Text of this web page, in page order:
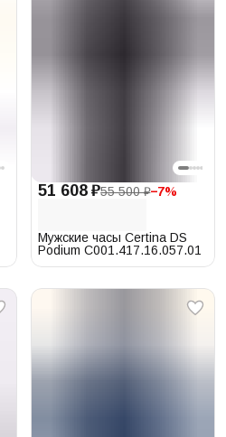
51 608 ₽55 500 ₽−7%
Мужские часы Certina DS
Podium C001.417.16.057.01